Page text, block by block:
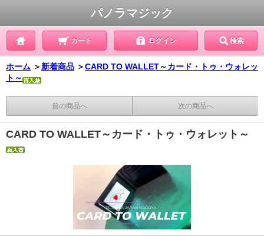
パノラマジック
カート ログイン 検索
ホーム ＞ 新着商品 ＞CARD TO WALLET～カード・トゥ・ウォレッ
ト～
前の商品へ 次の商品へ
CARD TO WALLET～カード・トゥ・ウォレット～